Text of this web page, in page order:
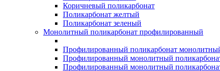
Коричневый поликарбонат
Поликарбонат желтый
Поликарбонат зеленый
Монолитный поликарбонат профилированный
Профилированный поликарбонат
Профилированный монолитный
Профилированный монолитный